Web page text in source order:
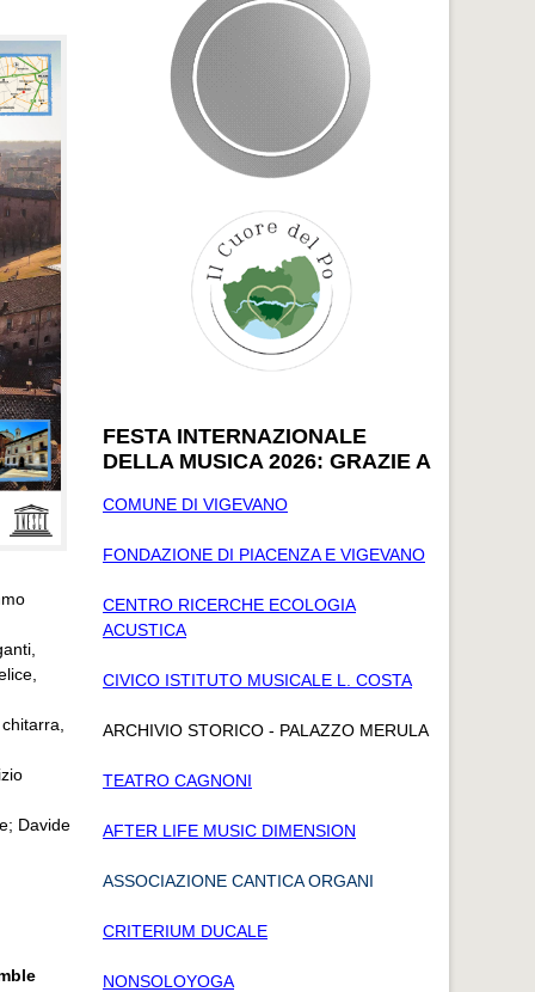
Davide
FESTA INTERNAZIONALE
DELLA MUSICA 2026: GRAZIE A
COMUNE DI VIGEVANO
FONDAZIONE DI PIACENZA E VIGEVANO
CENTRO RICERCHE ECOLOGIA
ACUSTICA
CIVICO ISTITUTO MUSICALE L. COSTA
ARCHIVIO STORICO - PALAZZO MERULA
TEATRO CAGNONI
AFTER LIFE MUSIC DIMENSION
ASSOCIAZIONE CANTICA ORGANI
CRITERIUM DUCALE
NONSOLOYOGA